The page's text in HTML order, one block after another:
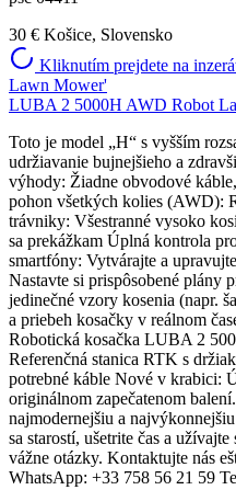
30 € Košice, Slovensko
Kliknutím prejdete na
Lawn Mower'
LUBA 2 5000H AWD Robot
Toto je model „H“ s vyšším
udržiavanie bujnejšieho a
výhody: Žiadne obvodové
pohon všetkých kolies (AWD):
trávniky: Všestranné vysoko
sa prekážkam Úplná kontrola
smartfóny: Vytvárajte a
Nastavte si prispôsobené plány
jedinečné vzory kosenia (napr.
a priebeh kosačky v reálnom
Robotická kosačka LUBA 2
Referenčná stanica RTK s
potrebné káble Nové v krabici:
originálnom zapečatenom
najmodernejšiu a
sa starostí, ušetrite čas a
vážne otázky. Kontaktujte nás
WhatsApp: +33 758 56 21 59